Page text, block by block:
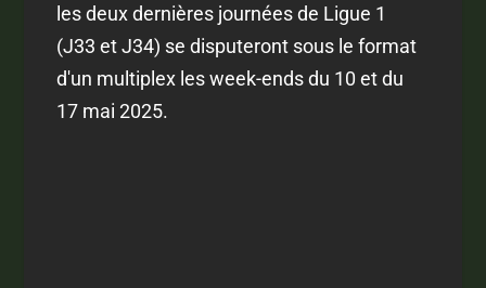
les deux dernières journées de Ligue 1
(J33 et J34) se disputeront sous le format
d'un multiplex les week-ends du 10 et du
17 mai 2025.